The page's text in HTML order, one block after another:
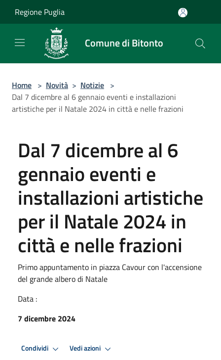
Regione Puglia
Comune di Bitonto
Home > Novità > Notizie >
Dal 7 dicembre al 6 gennaio eventi e installazioni
artistiche per il Natale 2024 in città e nelle frazioni
Dal 7 dicembre al 6
gennaio eventi e
installazioni artistiche
per il Natale 2024 in
città e nelle frazioni
Primo appuntamento in piazza Cavour con l'accensione
del grande albero di Natale
Data :
7 dicembre 2024
Condividi Vedi azioni